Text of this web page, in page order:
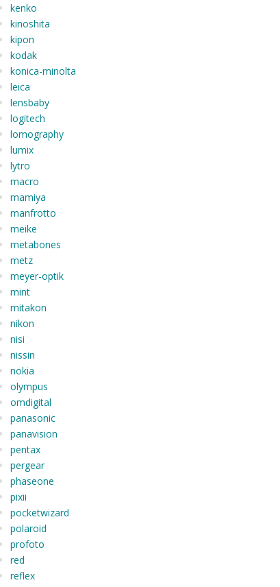
kenko
kinoshita
kipon
kodak
konica-minolta
leica
lensbaby
logitech
lomography
lumix
lytro
macro
mamiya
manfrotto
meike
metabones
metz
meyer-optik
mint
mitakon
nikon
nisi
nissin
nokia
olympus
omdigital
panasonic
panavision
pentax
pergear
phaseone
pixii
pocketwizard
polaroid
profoto
red
reflex